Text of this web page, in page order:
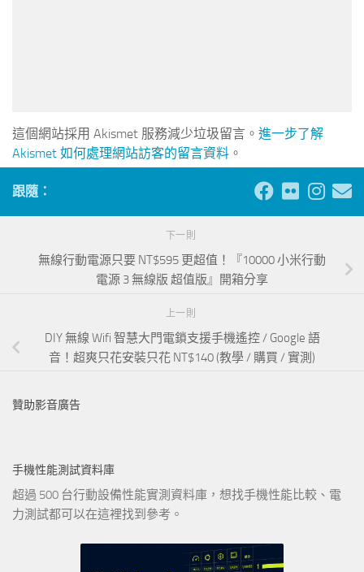
這個網站採用 Akismet 服務減少垃圾留言。 進一步了解
Akismet 如何處理網站訪客的留言資料 。
跟隨：
下一則
無線行動電源只要 NT$595 更超值！『10000 小米行動
電源 3 無線版 超值版』開箱分享
上一則
DIY 無線 Wifi 智慧大門電鎖支援手機遙控 / Google 語
音！超爽只花安裝只花 NT$140 (教學 / 購買 / 實測)
贊助影音廣告
手機性能測試資料庫
超過 500 台行動設備性能實測資料庫，想找手機性能比較、電
力測試都可以在這裡找到參考。